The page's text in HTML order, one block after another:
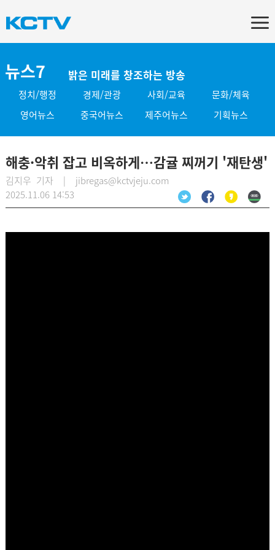
뉴스7 밝은 미래를 창조하는 방송
정치/행정 경제/관광 사회/교육
문화/체육
영어뉴스
중국어뉴스 제주어뉴스 기획뉴스
해충·악취 잡고 비옥하게…감귤 찌꺼기 '재탄생'
김지우 기자 | jibregas@kctvjeju.com
2025.11.06 14:53